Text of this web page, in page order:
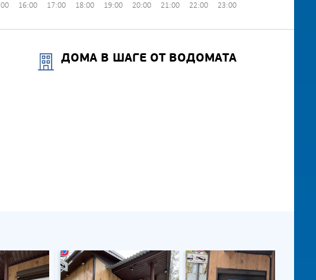
16:00 17:00 18:00 19:00 20:00 21:00 22:00 23:00
ДОМА В ШАГЕ ОТ ВОДОМАТА